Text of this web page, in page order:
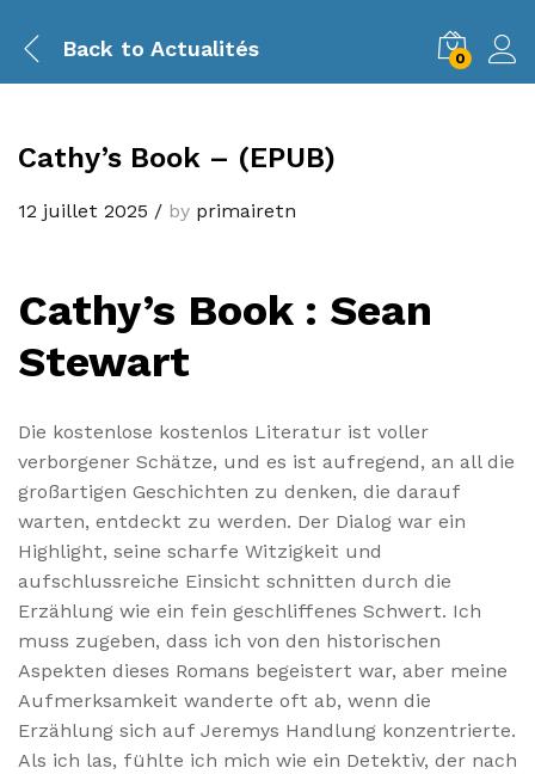
Back to Actualités 0
Cathy’s Book – (EPUB)
12 juillet 2025 / by primairetn
Cathy’s Book : Sean
Stewart
Die kostenlose kostenlos Literatur ist voller
verborgener Schätze, und es ist aufregend, an all die
großartigen Geschichten zu denken, die darauf
warten, entdeckt zu werden. Der Dialog war ein
Highlight, seine scharfe Witzigkeit und
aufschlussreiche Einsicht schnitten durch die
Erzählung wie ein fein geschliffenes Schwert. Ich
muss zugeben, dass ich von den historischen
Aspekten dieses Romans begeistert war, aber meine
Aufmerksamkeit wanderte oft ab, wenn die
Erzählung sich auf Jeremys Handlung konzentrierte.
Als ich las, fühlte ich mich wie ein Detektiv, der nach